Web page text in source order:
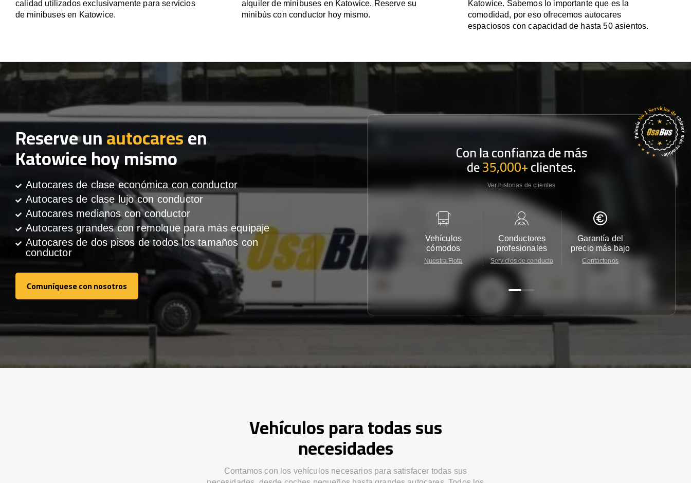
calidad utilizados exclusivamente para servicios
de minibuses en Katowice.
alquiler de minibuses en Katowice. Reserve su
minibús con conductor hoy mismo.
Katowice. Sabemos lo importante que es la
comodidad, por eso ofrecemos autocares
espaciosos con capacidad de hasta 50 asientos.
Reserve unautocaresen
Katowice hoy mismo
Autocares de clase económica con conductor
Autocares de clase lujo con conductor
Autocares medianos con conductor
Autocares grandes con remolque para más equipaje
Autocares de dos pisos de todos los tamaños con
conductor
Comuníquese con nosotros
Comuníquese con nosotros
Con la confianza de más
de35,000+clientes.
Ver historias de clientes
Vehículos
cómodos
Nuestra Flota
Conductores
profesionales
Servicios de conducto
Garantía del
precio más bajo
Contáctenos
Vehículos para todas sus
necesidades
Contamos con los vehículos necesarios para satisfacer todas sus